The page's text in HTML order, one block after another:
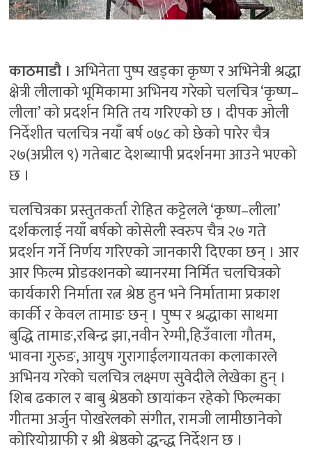
काठमाडौ । अभिनेता पुष्प खड्का कृष्ण र अभिनेत्री श्रद्धा
क्षेत्री लीलाको भूमिकामा अभिनय गरेको चलचित्र ‘कृष्ण–
लीला’ को प्रदर्शन मिति तय गरिएको छ । दीपक ओली
निर्देशीत चलचित्र नयाँ बर्ष ०७८ को छेको पारेर चैत्र
२७(अप्रील ९) गतेबाट देशब्यापी प्रदर्शनमा आउने भएको
छ ।
चलचित्रका प्रस्तुतकर्ता रोहित कट्टेलले ‘कृष्ण–लीला’
दर्शकलाई नयाँ बर्षको कोसेली स्वरुप चैत्र २७ गते
प्रदर्शन गर्ने निर्णय गरिएको जानकारी दिएका छन् । आर
आर फिल्म प्रोडक्शनको ब्यानरमा निर्मित चलचित्रको
कार्यकारी निर्माता रत्न श्रेष्ठ हुन भने निर्मातामा प्रकाश
कार्की र केवल तामाङ छन् । पुष्प र श्रद्धाका साथमा
बुद्धि तामाङ,रबिन्द्र झा,नवीन रेग्मी,हिउँवाला गौतम,
भावना गुरुङ, आयुष गुरागाईलगायतका कलाकारले
अभिनय गरेको चलचित्र लक्ष्मण सुवेदीले लेखेका हुन् ।
शिब ढकाल र बाबु श्रेष्ठको छायांकन रहेको फिल्मका
गीतमा अर्जुन पोखरेलको संगीत, रामजी लामीछानेको
कोरियोग्राफी र श्री श्रेष्ठको द्धन्द्ध निर्देशन छ ।